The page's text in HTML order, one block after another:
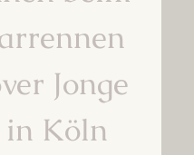
Jonge
in Köln